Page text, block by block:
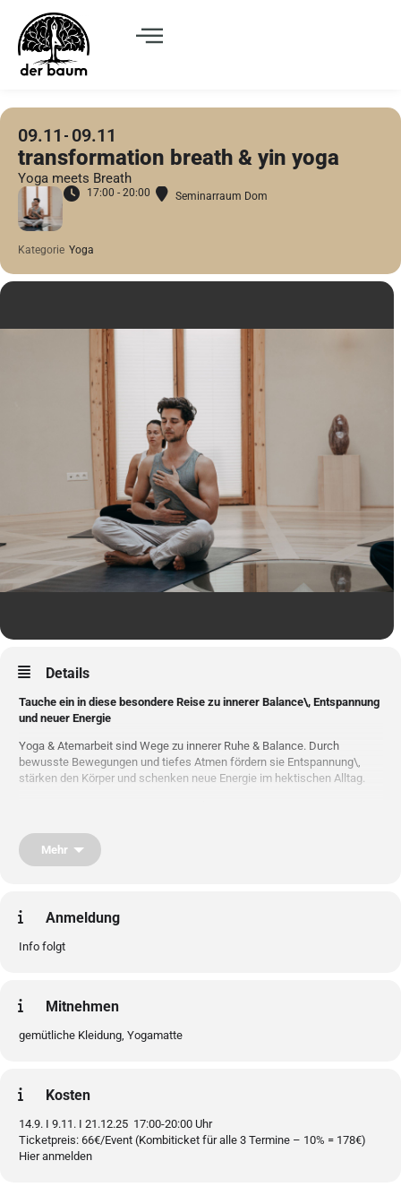
09.11 09.11
transformation breath & yin yoga
Yoga meets Breath
17:00 - 20:00 Seminarraum Dom
Kategorie Yoga
Details
Tauche ein in diese besondere Reise zu innerer Balance\, Entspannung
und neuer Energie
Yoga & Atemarbeit sind Wege zu innerer Ruhe & Balance. Durch
bewusste Bewegungen und tiefes Atmen fördern sie Entspannung\,
stärken den Körper und schenken neue Energie im hektischen Alltag.
Ticketpreis: 66€/Event (Kombiticket für alle 3 Termine – 10% = 178€)
Mehr
Anmeldung
Info folgt
Mitnehmen
gemütliche Kleidung, Yogamatte
Kosten
14.9. I 9.11. I 21.12.25 17:00-20:00 Uhr
Ticketpreis: 66€/Event (Kombiticket für alle 3 Termine – 10% = 178€)
Hier anmelden